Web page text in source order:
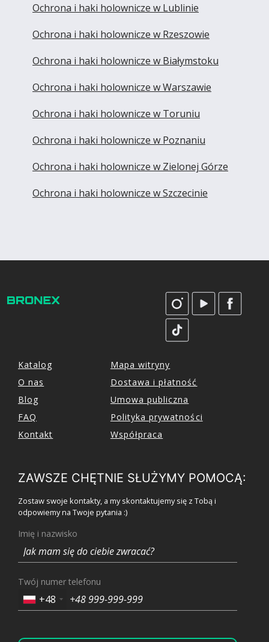
Ochrona i haki holownicze w Lublinie
Ochrona i haki holownicze w Rzeszowie
Ochrona i haki holownicze w Białymstoku
Ochrona i haki holownicze w Warszawie
Ochrona i haki holownicze w Toruniu
Ochrona i haki holownicze w Poznaniu
Ochrona i haki holownicze w Zielonej Górze
Ochrona i haki holownicze w Szczecinie
Katalog
O nas
Blog
FAQ
Kontakt
Mapa witryny
Dostawa i płatność
Umowa publiczna
Polityka prywatności
Współpraca
ZAWSZE CHĘTNIE SŁUŻYMY POMOCĄ:
Zostaw swoje kontakty, a my skontaktujemy się z Tobą i
odpowiemy na Twoje pytania :)
Imię i nazwisko
Twój numer telefonu
+48